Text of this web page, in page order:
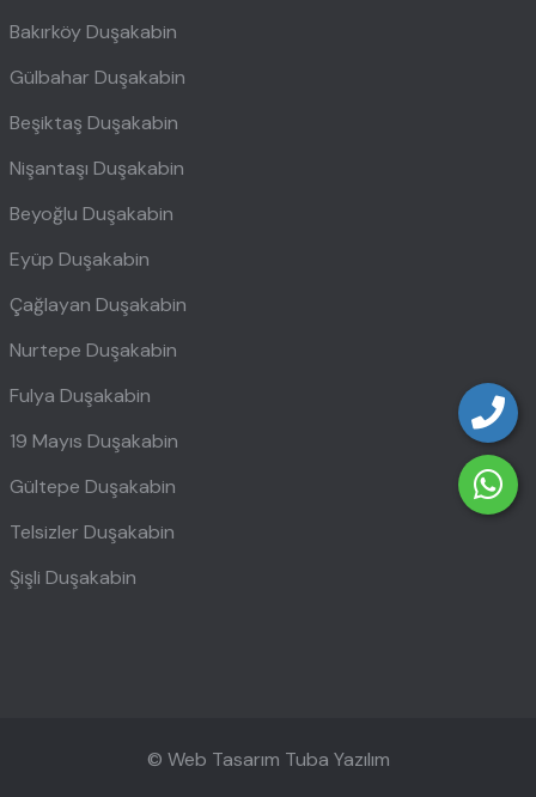
Bakırköy Duşakabin
Gülbahar Duşakabin
Beşiktaş Duşakabin
Nişantaşı Duşakabin
Beyoğlu Duşakabin
Eyüp Duşakabin
Çağlayan Duşakabin
Nurtepe Duşakabin
Fulya Duşakabin
19 Mayıs Duşakabin
Gültepe Duşakabin
Telsizler Duşakabin
Şişli Duşakabin
© Web Tasarım Tuba Yazılım